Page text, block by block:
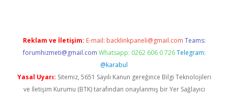
Reklam ve İletişim: E-mail: backlinkpaneli@gmail.com Teams:
forumhizmeti@gmail.com Whatsapp: 0262 606 0 726 Telegram:
@karabul
Yasal Uyarı: Sitemiz, 5651 Sayılı Kanun gereğince Bilgi Teknolojileri
ve İletişim Kurumu (BTK) tarafından onaylanmış bir Yer Sağlayıcı